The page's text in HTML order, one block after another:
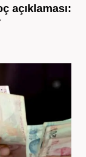
açıklaması: